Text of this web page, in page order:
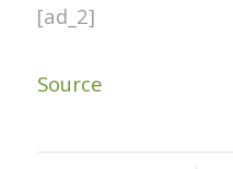
[ad_2]
Source